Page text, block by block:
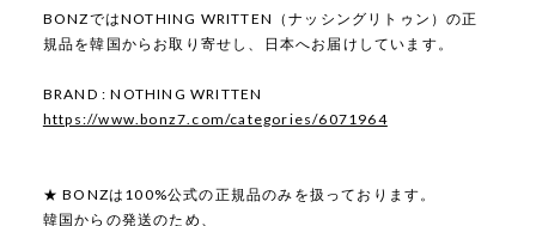
BONZではNOTHING WRITTEN（ナッシングリトゥン）の正
規品を韓国からお取り寄せし、日本へお届けしています。
BRAND : NOTHING WRITTEN
https://www.bonz7.com/categories/6071964
★ BONZは100%公式の正規品のみを扱っております。
韓国からの発送のため、